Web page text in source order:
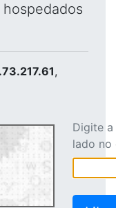
,
Digite
lado no